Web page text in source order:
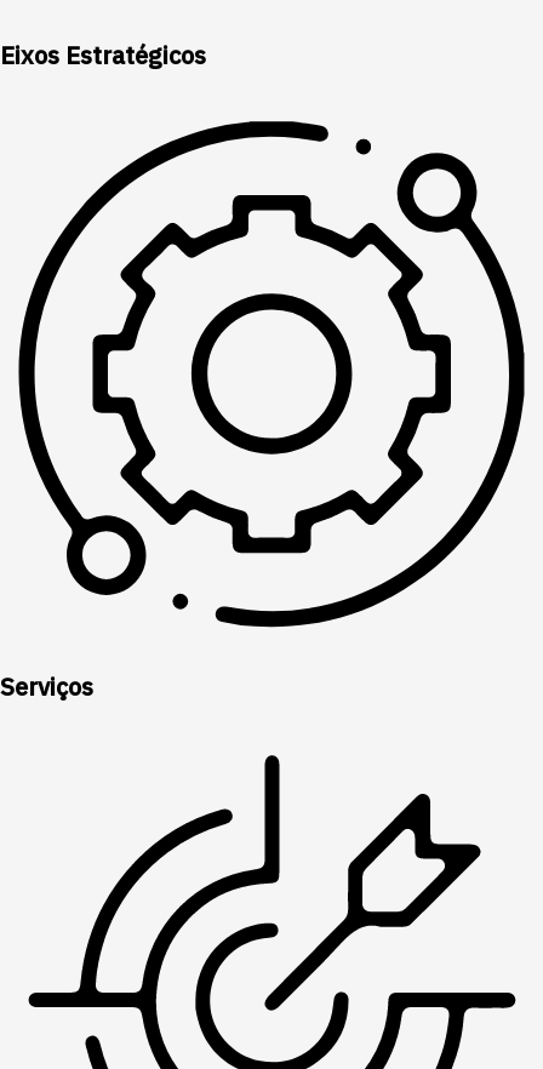
Eixos Estratégicos
Serviços